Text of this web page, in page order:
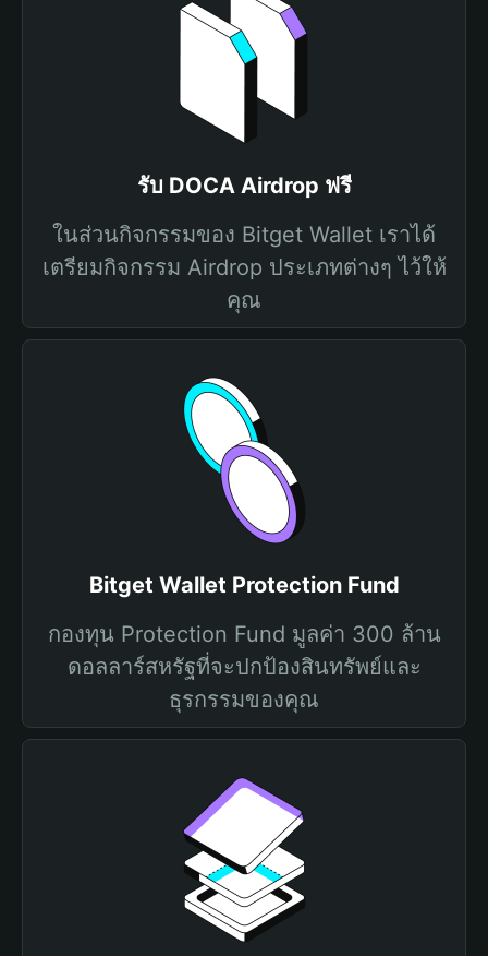
รับ DOCA Airdrop ฟรี
ในส่วนกิจกรรมของ Bitget Wallet เราได้
เตรียมกิจกรรม Airdrop ประเภทต่างๆ ไว้ให้
คุณ
Bitget Wallet Protection Fund
กองทุน Protection Fund มูลค่า 300 ล้าน
ดอลลาร์สหรัฐที่จะปกป้องสินทรัพย์และ
ธุรกรรมของคุณ